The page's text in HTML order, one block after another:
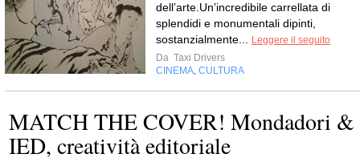
dell’arte.Un’incredibile carrellata di
splendidi e monumentali dipinti,
sostanzialmente...
Leggere il seguito
Da Taxi Drivers
CINEMA CULTURA
MATCH THE COVER! Mondadori &
IED, creatività editoriale